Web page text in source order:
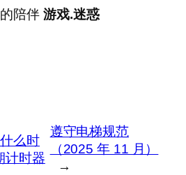
陪伴 游戏.迷惑
么时
计时器
遵守电梯规范
（2025 年 11 月）
→